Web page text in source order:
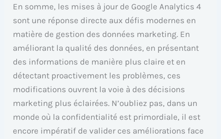
En somme, les mises à jour de Google Analytics 4
sont une réponse directe aux défis modernes en
matière de gestion des données marketing. En
améliorant la qualité des données, en présentant
des informations de manière plus claire et en
détectant proactivement les problèmes, ces
modifications ouvrent la voie à des décisions
marketing plus éclairées. N’oubliez pas, dans un
monde où la confidentialité est primordiale, il est
encore impératif de valider ces améliorations face